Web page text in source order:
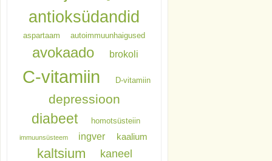
antioksüdandid
aspartaam autoimmuunhaigused
avokaado brokoli
C-vitamiin D-vitamiin
depressioon
diabeet homotsüsteiin
immuunsüsteem ingver kaalium
kaltsium kaneel